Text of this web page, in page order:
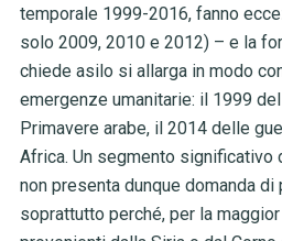
temporale 1999-2016, fanno
solo 2009, 2010 e 2012) – e la
chiede asilo si allarga in modo
emergenze umanitarie: il 1999
Primavere arabe, il 2014 delle
Africa. Un segmento significativo
non presenta dunque domanda
soprattutto perché, per la